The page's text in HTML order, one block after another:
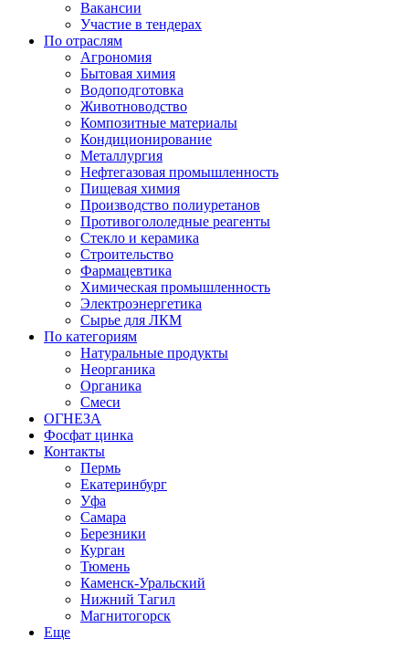
Вакансии
Участие в тендерах
По отраслям
Агрономия
Бытовая химия
Водоподготовка
Животноводство
Композитные материалы
Кондиционирование
Металлургия
Нефтегазовая промышленность
Пищевая химия
Производство полиуретанов
Противогололедные реагенты
Стекло и керамика
Строительство
Фармацевтика
Химическая промышленность
Электроэнергетика
Сырье для ЛКМ
По категориям
Натуральные продукты
Неорганика
Органика
Смеси
ОГНЕЗА
Фосфат цинка
Контакты
Пермь
Екатеринбург
Уфа
Самара
Березники
Курган
Тюмень
Каменск-Уральский
Нижний Тагил
Магнитогорск
Еще